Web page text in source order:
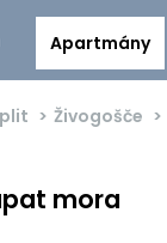
Apartmány
Živogošče
mora